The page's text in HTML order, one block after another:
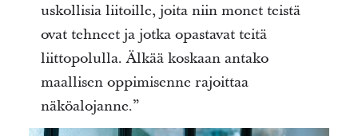
uskollisia liitoille, joita niin monet teistä
ovat tehneet ja jotka opastavat teitä
liittopolulla. Älkää koskaan antako
maallisen oppimisenne rajoittaa
näköalojanne.”